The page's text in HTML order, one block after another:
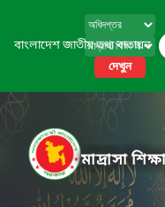
বাংলাদেশ জাতীয় তথ্য বাতায়ন
দেখুন
মাদ্রাসা